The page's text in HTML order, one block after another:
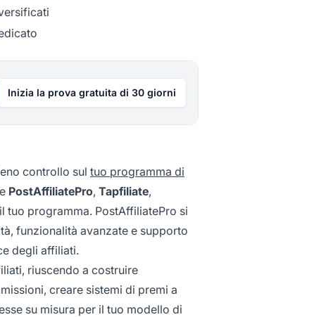
Inizia la prova gratuita di 30 giorni
controllo sul tuo programma di
PostAffiliatePro, Tapfiliate,
tuo programma. PostAffiliatePro si
funzionalità avanzate e supporto
degli affiliati.
riuscendo a costruire
creare sistemi di premi a
su misura per il tuo modello di